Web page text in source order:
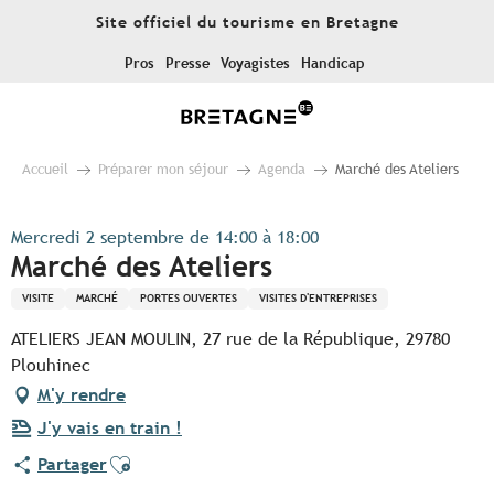
Site officiel du tourisme en Bretagne
Pros Presse Voyagistes Handicap
Accueil Préparer mon séjour Agenda Marché des Ateliers
Mercredi 2 septembre de 14:00 à 18:00
Marché des Ateliers
VISITE MARCHÉ PORTES OUVERTES VISITES D'ENTREPRISES
ATELIERS JEAN MOULIN, 27 rue de la République, 29780
Plouhinec
M'y rendre
J'y vais en train !
PartagerAjouter aux favoris